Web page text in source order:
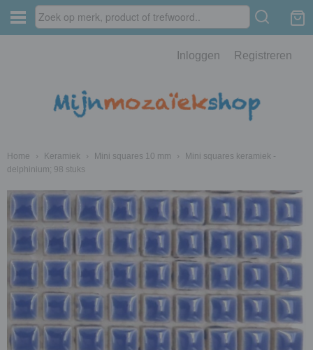
Inloggen Registreren
Home › Keramiek › Mini squares 10 mm ›
Mini squares keramiek -
delphinium; 98 stuks